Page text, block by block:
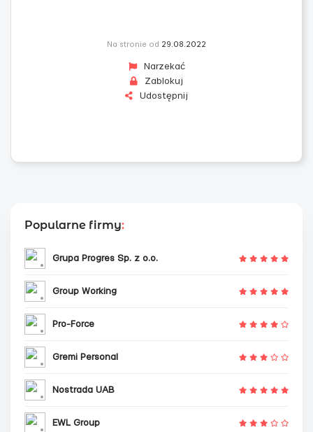
Na stronie od 29.08.2022
Narzekać
Zablokuj
Udostępnij
Popularne firmy:
Grupa Progres Sp. z o.o.
Group Working
Pro-Force
Gremi Personal
Nostrada UAB
EWL Group